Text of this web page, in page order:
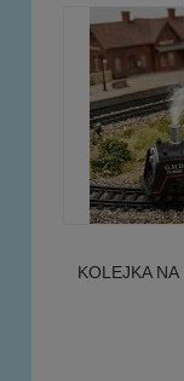
KOLEJKA